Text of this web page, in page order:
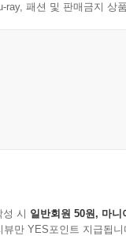
ray, 패션 및 판매금지 상
시 일반회원 50원, 마니
만 YES포인트 지급됩니